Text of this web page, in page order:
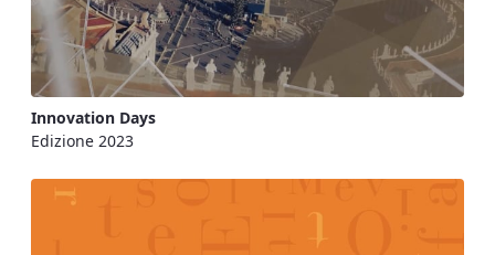
Innovation Days
Edizione 2023